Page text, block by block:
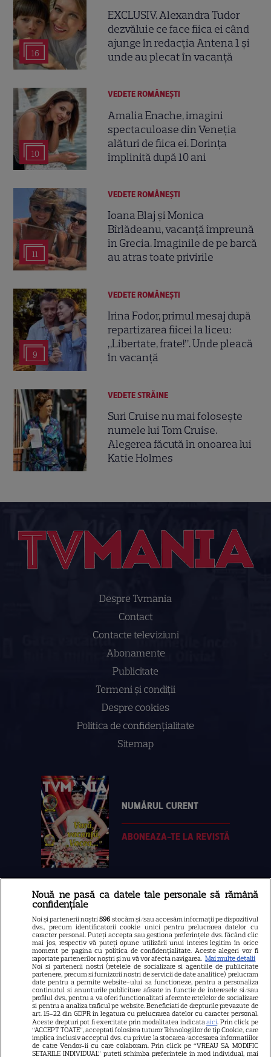
16
EXCLUSIV. Alexandra Tudor
dezvăluie ce face fiica ei când
ajunge în redacția Antena 1 și
unde au plecat în vacanță
10
VEDETE ROMÂNEŞTI
Amalia Enache, imagini
spectaculoase din Veneția
alături de fiica ei. Dorința
împlinită după 10 ani
11
VEDETE ROMÂNEŞTI
Ioana Blaj și Monica
Bîrlădeanu, vacanță împreună
în Grecia. Imaginile de pe barcă
au atras toate privirile
9
VEDETE ROMÂNEŞTI
Irina Fodor, primul mesaj după
repartizarea fiicei la liceu:
„Libertate, frate!”. Unde pleacă
în vacanță
VEDETE STRĂINE
Suri Cruise nu mai folosește
numele lui Tom Cruise.
Alegerea făcută în onoarea lui
Katie Holmes
Despre Tvmania
Contact
Contacte televiziuni
Abonamente
Publicitate
Termeni și condiții
Despre cookies
Politica de confidenţialitate
Sitemap
NUMĂRUL CURENT
ABONEAZA-TE LA REVISTĂ
Libertatea
Libertatea pentru femei
GSP
Știri mondene
Avantaje
Elle
Unica
Retete practice
Nouă ne pasă ca datele tale personale să rămână
confidențiale
Noi și partenerii noștri596 stocăm și/sau accesăm informații pe dispozitivul
dvs., precum identificatorii cookie unici pentru prelucrarea datelor cu
caracter personal. Puteți accepta sau gestiona preferințele dvs. făcând clic
mai jos, respectiv vă puteți opune utilizării unui interes legitim în orice
moment pe pagina cu politica de confidențialitate. Aceste alegeri vor fi
raportate partenerilor noștri și nu vă vor afecta navigarea. Mai multe detalii
Noi si partenerii nostri (retelele de socializare si agentiile de publicitate
partenere, precum si furnizorii nostri de servicii de date analitice) prelucram
date pentru a permite website-ului sa functioneze, pentru a personaliza
continutul si anunturile publicitare afisate in functie de interesele si/sau
profilul dvs., pentru a va oferi functionalitati aferente retelelor de socializare
si pentru a analiza traficul pe website. Beneficiati de drepturile prevazute de
art. 15-22 din GDPR in legatura cu prelucrarea datelor cu caracter personal.
Aceste drepturi pot fi exercitate prin modalitatea indicataaici. Prin click pe
“ACCEPT TOATE”, acceptati folosirea tuturor Tehnologiilor de tip Cookie, care
implica inclusiv acceptul dvs. cu privire la stocarea/accesarea informatiilor
de catre Vendor-ii cu care colaboram. Prin click pe “VREAU SA MODIFIC
SETARILE INDIVIDUAL” puteti schimba preferintele in mod individual, mai